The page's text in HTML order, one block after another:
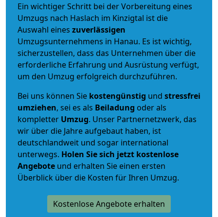
Ein wichtiger Schritt bei der Vorbereitung eines
Umzugs nach Haslach im Kinzigtal ist die
Auswahl eines zuverlässigen
Umzugsunternehmens in Hanau. Es ist wichtig,
sicherzustellen, dass das Unternehmen über die
erforderliche Erfahrung und Ausrüstung verfügt,
um den Umzug erfolgreich durchzuführen.
Bei uns können Sie kostengünstig und stressfrei
umziehen, sei es als Beiladung oder als
kompletter Umzug. Unser Partnernetzwerk, das
wir über die Jahre aufgebaut haben, ist
deutschlandweit und sogar international
unterwegs. Holen Sie sich jetzt kostenlose
Angebote und erhalten Sie einen ersten
Überblick über die Kosten für Ihren Umzug.
Kostenlose Angebote erhalten